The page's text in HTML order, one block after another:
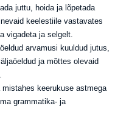
juttu, hoida ja lõpetada
keelestiile vastavates
vigadeta ja selgelt.
arvamusi kuuldud jutus,
ja mõttes olevaid
keerukuse astmega
grammatika- ja